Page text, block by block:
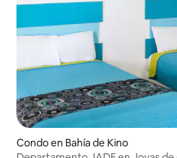
Condo en Bahía de Kino